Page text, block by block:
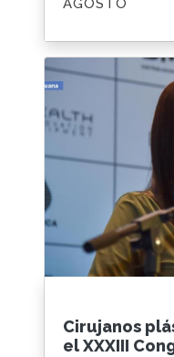
AGOSTO
Cirujanos
el XXXIII